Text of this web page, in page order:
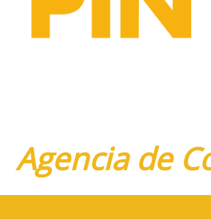
Agencia de